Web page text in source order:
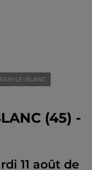
LE-BLANC
(45) -
11 août de